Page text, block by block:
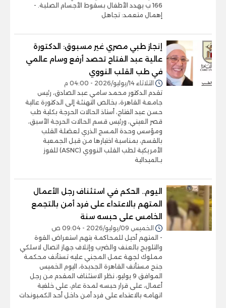
166 ب يهدد الأطفال بسقوط الأجسام الصلبة. -
إهمال متعمد: تجاهل
إنجاز طبي مصري غير مسبوق: الدكتورة
عالية عبد الفتاح تحصد أرفع وسام عالمي
في طب القلب النووي
الثلاثاء 14/يوليو/2026 - 04:00 م
تقدم الدكتور محمد سامي عبد الصادق، رئيس
جامعة القاهرة، بخالص التهنئة إلى الدكتورة عالية
حسن عبد الفتاح، أستاذ الحالات الحرجة بكلية طب
قصر العيني، ورئيس قسم الحالات الحرجة الأسبق،
ومؤسس وحدة المسح الذري لعضلة القلب
بالقسم، بمناسبة اختيارها من قبل الجمعية
الأمريكية لطب القلب النووي (ASNC) للفوز
بـالميدالية
اليوم.. الحكم في استئناف رجل الأعمال
المتهم بالاعتداء على فرد أمن بالتجمع
الخامس على حبسه سنة
الخميس 09/يوليو/2026 - 09:04 ص
- المتهم أحيل للمحاكمة بتهم استعراض القوة
والتلويح بالعنف والضرب وإتلاف جهاز اتصال لاسلكي
مملوك لجهة عمل المجني عليه تستأنف محكمة
جنح مستأنف القاهرة الجديدة، اليوم الخميس
الموافق 9 يوليو، نظر الاستئناف المقدم من رجل
أعمال، على قرار حبسه لمدة عام، على خلفية
اتهامه بالاعتداء على فرد أمن داخل أحد الكمبوندات